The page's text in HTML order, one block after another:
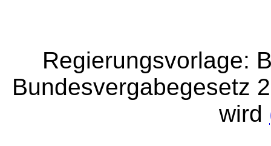
Regierungsvorlage:
Bundesvergabegesetz
wird